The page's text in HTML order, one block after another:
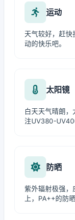
运动
天气较好，赶
动的快乐吧。
太阳镜
白天天气晴朗
注UV380-
防晒
紫外辐射极强，
上，PA++的防